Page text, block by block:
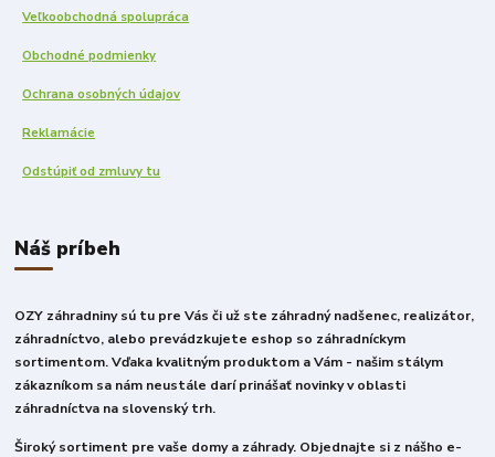
Veľkoobchodná spolupráca
Obchodné podmienky
Ochrana osobných údajov
Reklamácie
Odstúpiť od zmluvy tu
Náš príbeh
OZY záhradniny sú tu pre Vás či už ste záhradný nadšenec, realizátor,
záhradníctvo, alebo prevádzkujete eshop so záhradníckym
sortimentom. Vďaka kvalitným produktom a Vám - našim stálym
zákazníkom sa nám neustále darí prinášať novinky v oblasti
záhradníctva na slovenský trh.
Široký sortiment pre vaše domy a záhrady. Objednajte si z nášho e-